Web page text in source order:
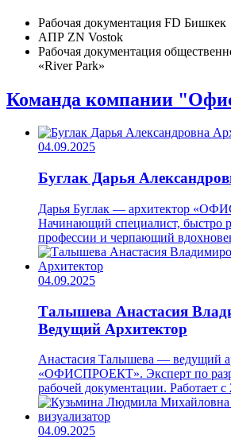
Рабочая документация FD Бишкек
АПР ZN Vostok
Рабочая документация
«River Park»
Команда компании
04.09.2025
Буглак Дарья
Дарья Буглак — архитектор
Начинающий специалист, быстро
профессии и черпающий
04.09.2025
Талышева Анастасия
Ведущий Архитектор
Анастасия Талышева — ведущий
«ОФИСПРОЕКТ». Эксперт по
рабочей документации. Работает с
04.09.2025